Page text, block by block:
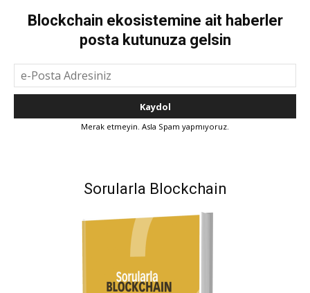
Blockchain ekosistemine ait haberler
posta kutunuza gelsin
Merak etmeyin. Asla Spam yapmıyoruz.
Sorularla Blockchain